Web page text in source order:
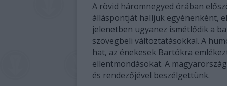
A rövid háromnegyed órában
álláspontját halljuk egyénenként,
jelenetben ugyanez ismétlődik a
szövegbeli változtatásokkal. A
hat, az énekesek Bartókra
ellentmondásokat. A
és rendezőjével beszélgettünk.